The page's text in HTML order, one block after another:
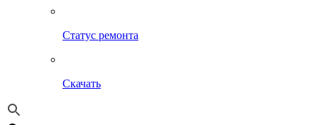
Статус ремонта
Скачать